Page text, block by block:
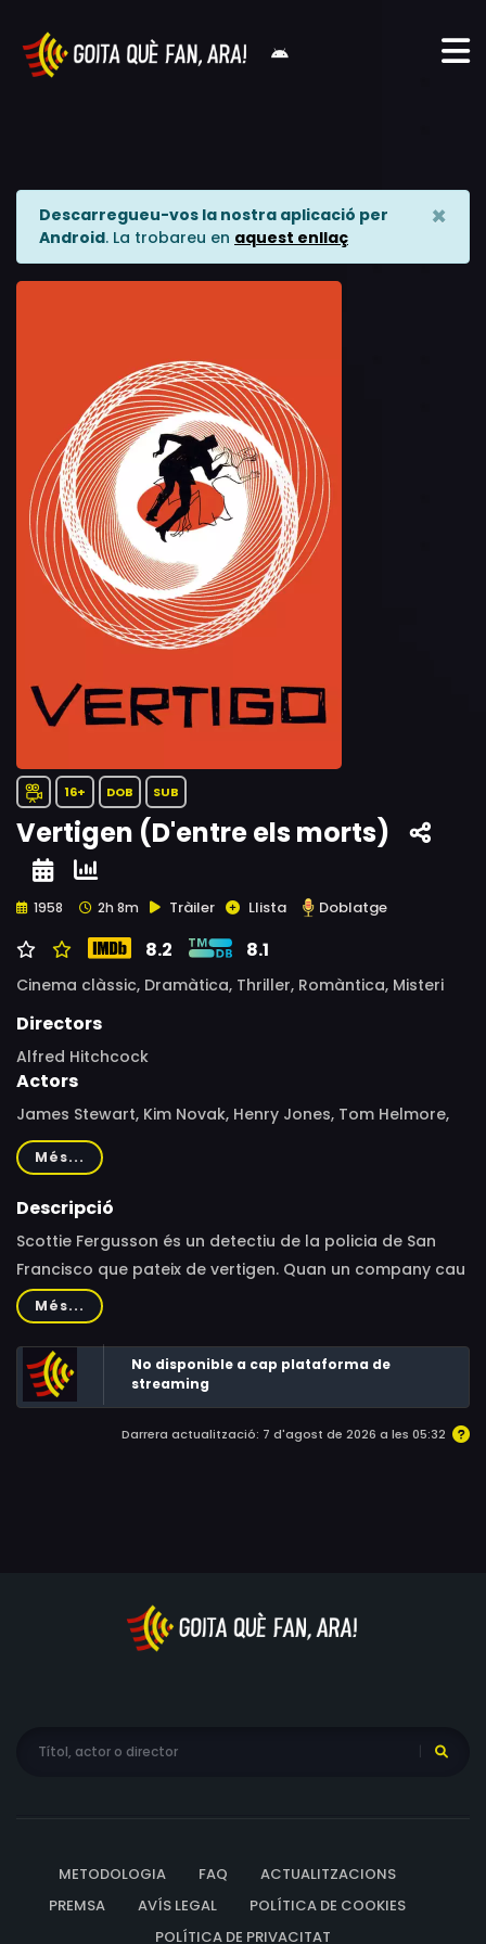
Descarregueu-vos la nostra aplicació per
Android. La trobareu en aquest enllaç
×
16+ DOB SUB
Vertigen (D'entre els morts)
1958 2h 8m Tràiler Llista Doblatge
8.2 8.1
Cinema clàssic, Dramàtica, Thriller, Romàntica, Misteri
Directors
Alfred Hitchcock
Actors
James Stewart, Kim Novak, Henry Jones, Tom Helmore,
Raymond Bailey, Barbara Bel Geddes, Ellen Corby,
Konstantin Shayne, Lee Patrick, Bess Flowers, Alfred
Hitchcock, David Ahdar, Sara Taft, Ezelle Poule, John
Murray, Raoul Freeman
Més...
Descripció
Scottie Fergusson és un detectiu de la policia de San
Francisco que pateix de vertigen. Quan un company cau
al buit des d'una cornisa mentre persegueixen un
delinqüent, Scottie decideix retirar-se. Gavin Elster, un
vell amic del col·legi, el contracta per a un cas
aparentment molt simple: que vigili la seva dona
Madeleine, una bella dona que està obsessionada amb
el seu passat.
Més...
No disponible a cap plataforma de
streaming
Darrera actualització: 7 d'agost de 2026 a les 05:32
METODOLOGIA FAQ
ACTUALITZACIONS
PREMSA
AVÍS LEGAL
POLÍTICA DE COOKIES
POLÍTICA DE PRIVACITAT